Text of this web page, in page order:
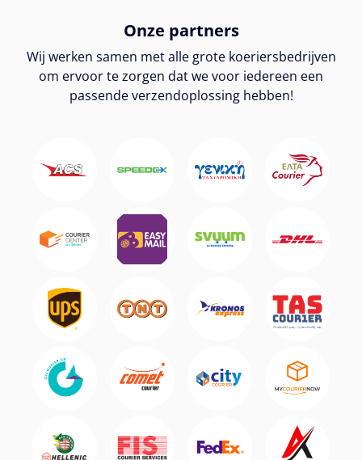
Onze partners
Wij werken samen met alle grote koeriersbedrijven
om ervoor te zorgen dat we voor iedereen een
passende verzendoplossing hebben!